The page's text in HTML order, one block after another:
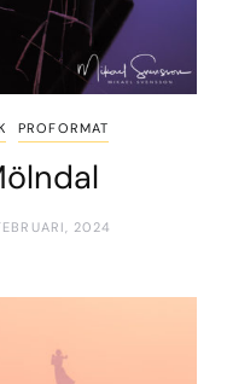
PROFORMAT
2024